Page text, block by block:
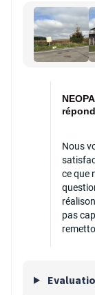
Nous
ce que
pas